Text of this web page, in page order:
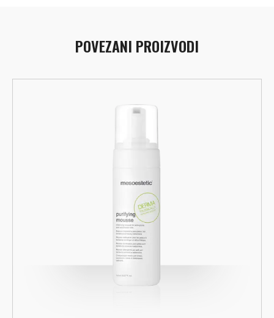
POVEZANI PROIZVODI